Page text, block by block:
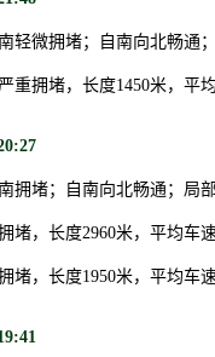
轻微拥堵；自南向北畅通
重拥堵，长度1450米，平均
拥堵；自南向北畅通；局
堵，长度2960米，平均车
堵，长度1950米，平均车速